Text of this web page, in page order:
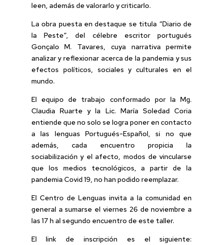
leen, además de valorarlo y criticarlo.
La obra puesta en destaque se titula “Diario de
la Peste”, del célebre escritor portugués
Gonçalo M. Tavares, cuya narrativa permite
analizar y reflexionar acerca de la pandemia y sus
efectos políticos, sociales y culturales en el
mundo.
El equipo de trabajo conformado por la Mg.
Claudia Ruarte y la Lic. María Soledad Coria
entiende que no solo se logra poner en contacto
a las lenguas Portugués-Español, si no que
además, cada encuentro propicia la
sociabilización y el afecto, modos de vincularse
que los medios tecnológicos, a partir de la
pandemia Covid 19, no han podido reemplazar.
El Centro de Lenguas invita a la comunidad en
general a sumarse el viernes 26 de noviembre a
las 17 h al segundo encuentro de este taller.
El link de inscripción es el siguiente: